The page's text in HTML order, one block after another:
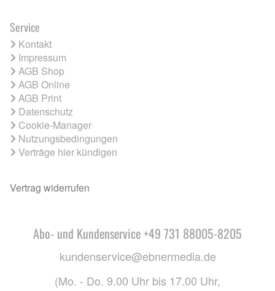
Service
Kontakt
Impressum
AGB Shop
AGB Online
AGB Print
Datenschutz
Cookie-Manager
Nutzungsbedingungen
Verträge hier kündigen
Vertrag widerrufen
Abo- und Kundenservice +49 731 88005-8205
kundenservice@ebnermedia.de
(Mo. - Do. 9.00 Uhr bis 17.00 Uhr,